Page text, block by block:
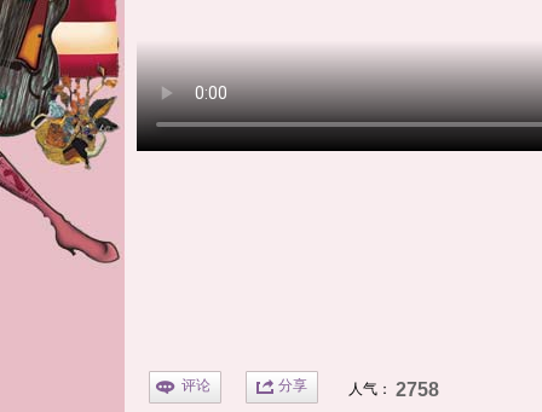
评论 分享 人气： 2758